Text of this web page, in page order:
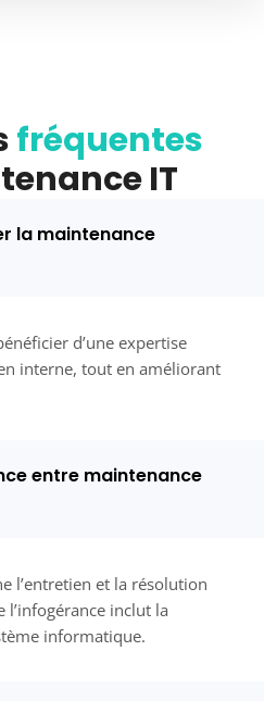
fréquentes
IT
la maintenance
d’une expertise
interne, tout en améliorant
entre maintenance
l’entretien et la résolution
l’infogérance inclut la
informatique.